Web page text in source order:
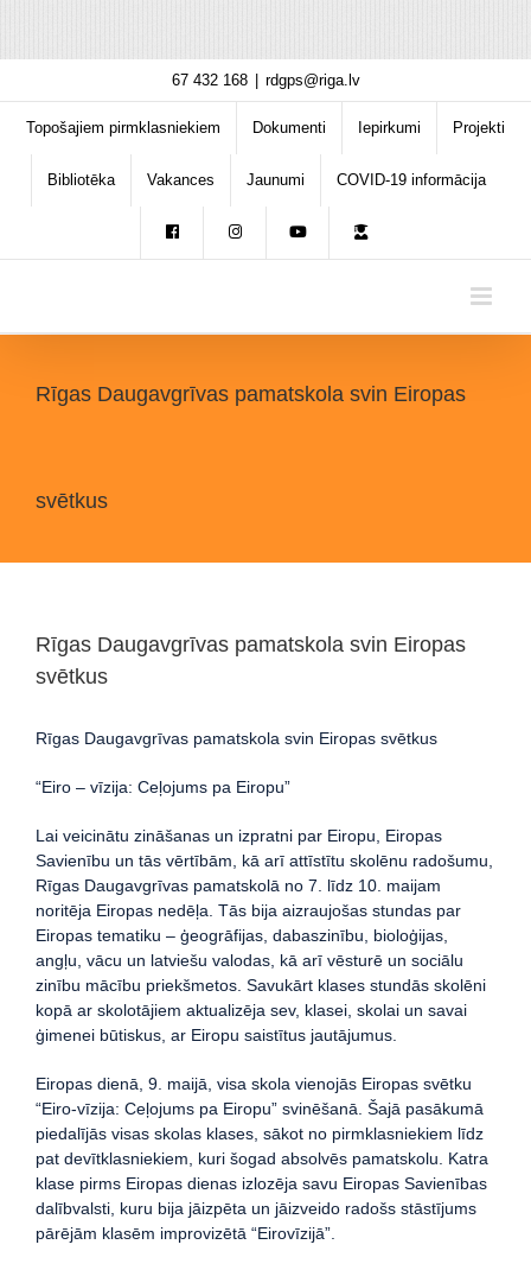
content
67 432 168 rdgps@riga.lv
Topošajiem pirmklasniekiem Dokumenti Iepirkumi Projekti
Bibliotēka Vakances Jaunumi COVID-19 informācija
Rīgas Daugavgrīvas pamatskola svin Eiropas
svētkus
Rīgas Daugavgrīvas pamatskola svin Eiropas
svētkus
Rīgas Daugavgrīvas pamatskola svin Eiropas svētkus
“Eiro – vīzija: Ceļojums pa Eiropu”
Lai veicinātu zināšanas un izpratni par Eiropu, Eiropas
Savienību un tās vērtībām, kā arī attīstītu skolēnu radošumu,
Rīgas Daugavgrīvas pamatskolā no 7. līdz 10. maijam
noritēja Eiropas nedēļa. Tās bija aizraujošas stundas par
Eiropas tematiku – ģeogrāfijas, dabaszinību, bioloģijas,
angļu, vācu un latviešu valodas, kā arī vēsturē un sociālu
zinību mācību priekšmetos. Savukārt klases stundās skolēni
kopā ar skolotājiem aktualizēja sev, klasei, skolai un savai
ģimenei būtiskus, ar Eiropu saistītus jautājumus.
Eiropas dienā, 9. maijā, visa skola vienojās Eiropas svētku
“Eiro-vīzija: Ceļojums pa Eiropu” svinēšanā. Šajā pasākumā
piedalījās visas skolas klases, sākot no pirmklasniekiem līdz
pat devītklasniekiem, kuri šogad absolvēs pamatskolu. Katra
klase pirms Eiropas dienas izlozēja savu Eiropas Savienības
dalībvalsti, kuru bija jāizpēta un jāizveido radošs stāstījums
pārējām klasēm improvizētā “Eirovīzijā”.